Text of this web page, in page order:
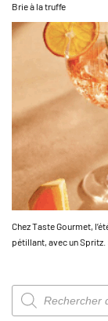
Brie à la truffe
Chez Taste Gourmet,
pétillant, avec un Spritz.
Recherche
de
produits